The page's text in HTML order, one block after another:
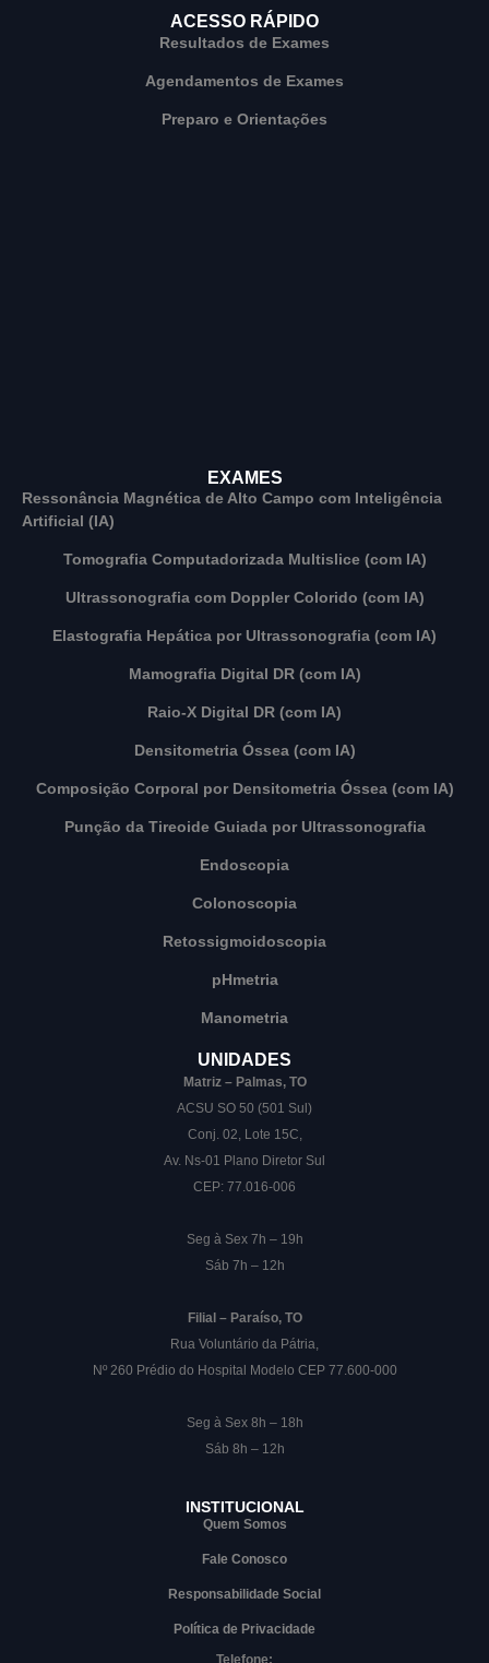
ACESSO RÁPIDO
Resultados de Exames
Agendamentos de Exames
Preparo e Orientações
EXAMES
Ressonância Magnética de Alto Campo com Inteligência
Artificial (IA)
Tomografia Computadorizada Multislice (com IA)
Ultrassonografia com Doppler Colorido (com IA)
Elastografia Hepática por Ultrassonografia (com IA)
Mamografia Digital DR (com IA)
Raio-X Digital DR (com IA)
Densitometria Óssea (com IA)
Composição Corporal por Densitometria Óssea (com IA)
Punção da Tireoide Guiada por Ultrassonografia
Endoscopia
Colonoscopia
Retossigmoidoscopia
pHmetria
Manometria
UNIDADES
Matriz – Palmas, TO
ACSU SO 50 (501 Sul)
Conj. 02, Lote 15C,
Av. Ns-01 Plano Diretor Sul
CEP: 77.016-006
Seg à Sex 7h – 19h
Sáb 7h – 12h
Filial – Paraíso, TO
Rua Voluntário da Pátria,
Nº 260 Prédio do Hospital Modelo CEP 77.600-000
Seg à Sex 8h – 18h
Sáb 8h – 12h
INSTITUCIONAL
Quem Somos
Fale Conosco
Responsabilidade Social
Política de Privacidade